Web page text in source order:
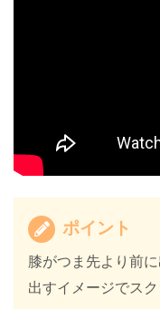
ポイント
膝がつま先より前
出すイメージでス